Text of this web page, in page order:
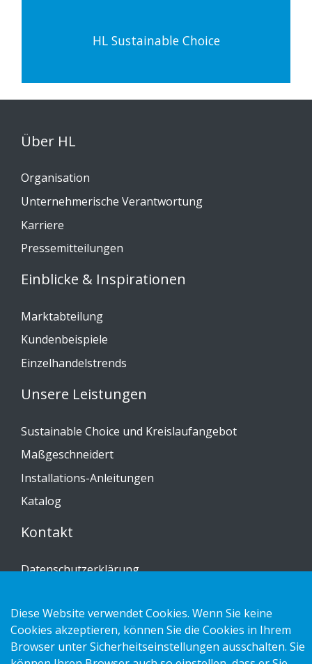
HL Sustainable Choice
Über HL
Organisation
Unternehmerische Verantwortung
Karriere
Pressemitteilungen
Einblicke & Inspirationen
Marktabteilung
Kundenbeispiele
Einzelhandelstrends
Unsere Leistungen
Sustainable Choice und Kreislaufangebot
Maßgeschneidert
Installations-Anleitungen
Katalog
Kontakt
Datenschutzerklärung
Impressum
Diese Website verwendet Cookies. Wenn Sie keine
Cookies akzeptieren, können Sie die Cookies in Ihrem
Browser unter Sicherheitseinstellungen ausschalten. Sie